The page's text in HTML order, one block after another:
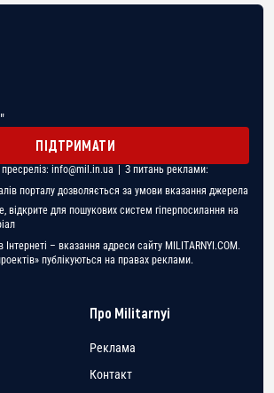
ПІДТРИМАТИ
info@mil.in.ua | З питань реклами:
порталу дозволяється за умови вказання джерела
відкрите для пошукових систем гіперпосилання на
Інтернеті – вказання адреси сайту MILITARNYI.COM.
публікуються на правах реклами.
Про Militarnyi
Реклама
Контакт